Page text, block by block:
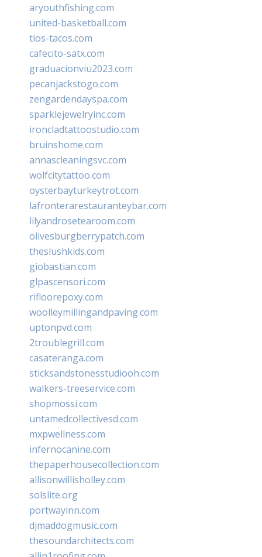
aryouthfishing.com
united-basketball.com
tios-tacos.com
cafecito-satx.com
graduacionviu2023.com
pecanjackstogo.com
zengardendayspa.com
sparklejewelryinc.com
ironcladtattoostudio.com
bruinshome.com
annascleaningsvc.com
wolfcitytattoo.com
oysterbayturkeytrot.com
lafronterarestauranteybar.com
lilyandrosetearoom.com
olivesburgberrypatch.com
theslushkids.com
giobastian.com
glpascensori.com
rifloorepoxy.com
woolleymillingandpaving.com
uptonpvd.com
2troublegrill.com
casateranga.com
sticksandstonesstudiooh.com
walkers-treeservice.com
shopmossi.com
untamedcollectivesd.com
mxpwellness.com
infernocanine.com
thepaperhousecollection.com
allisonwillisholley.com
solslite.org
portwayinn.com
djmaddogmusic.com
thesoundarchitects.com